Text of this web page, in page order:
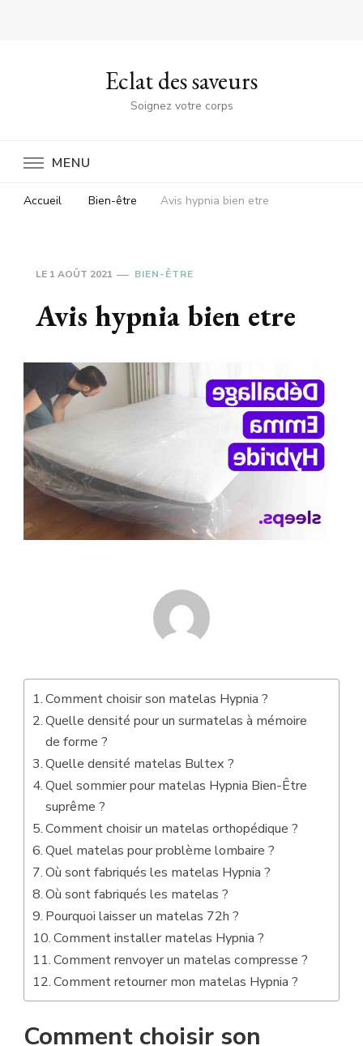
Eclat des saveurs
Soignez votre corps
MENU
Accueil Bien-être Avis hypnia bien etre
LE 1 AOÛT 2021 BIEN-ÊTRE
Avis hypnia bien etre
Comment choisir son matelas Hypnia ?
Quelle densité pour un surmatelas à mémoire
de forme ?
Quelle densité matelas Bultex ?
Quel sommier pour matelas Hypnia Bien-Être
suprême ?
Comment choisir un matelas orthopédique ?
Quel matelas pour problème lombaire ?
Où sont fabriqués les matelas Hypnia ?
Où sont fabriqués les matelas ?
Pourquoi laisser un matelas 72h ?
Comment installer matelas Hypnia ?
Comment renvoyer un matelas compresse ?
Comment retourner mon matelas Hypnia ?
Comment choisir son